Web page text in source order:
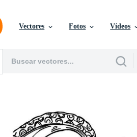
Vectores Fotos Vídeos